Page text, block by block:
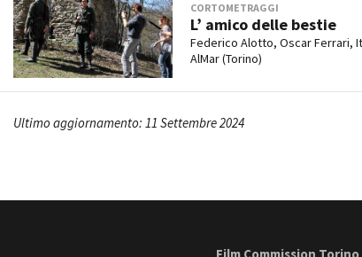
CORTOMETRAGGI
L’ amico delle bestie
Federico Alotto, Oscar Ferrari,
AlMar (Torino)
Ultimo aggiornamento: 11 Settembre 2024